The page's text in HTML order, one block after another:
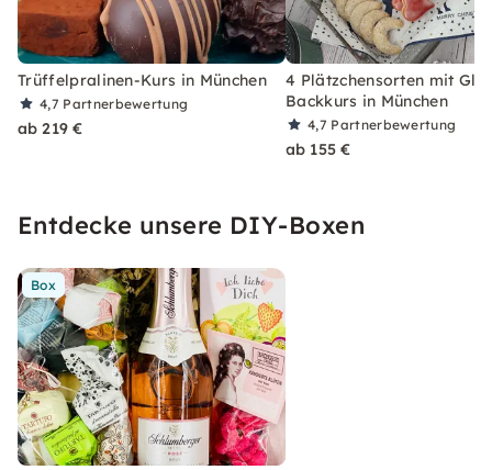
Trüffelpralinen-Kurs in München
4,7 Partnerbewertung
ab 219 €
4 Plätzchensorten mit
Backkurs in München
4,7 Partnerbewertung
ab 155 €
Entdecke unsere DIY-Boxen
Box